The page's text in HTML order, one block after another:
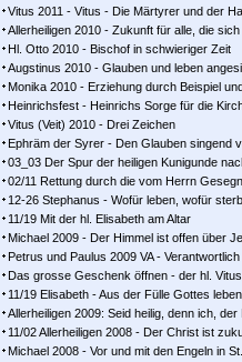
Vitus 2011 - Vitus - Die Märtyrer und der
Allerheiligen 2010 - Zukunft für alle, die
Hl. Otto 2010 - Bischof in schwieriger Zeit
Augstinus 2010 - Glauben und leben
Monika 2010 - Erziehung durch Beispiel
Heinrichsfest - Heinrichs Sorge für die
Vitus (Veit) 2010 - Drei Zeichen
Ephräm der Syrer - Den Glauben singend
03_03 Der Spur der heiligen Kunigunde
02/11 Rettung durch die vom Herrn
12-26 Stephanus - Wofür leben, wofür
11/19 Mit der hl. Elisabeth am Altar
Michael 2009 - Der Himmel ist offen über
Petrus und Paulus 2009 VA -
Das grosse Geschenk öffnen - der hl. Vitus
11/19 Elisabeth - Aus der Fülle Gottes leben
Allerheiligen 2009: Seid heilig, denn ich,
11/02 Allerheiligen 2008 - Der Christ ist
Michael 2008 - Vor und mit den Engeln in